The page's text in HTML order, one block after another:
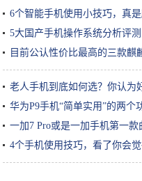
6个智能手机使用小技巧，真
5大国产手机操作系统分析评测
目前公认性价比最高的三款麒
老人手机到底如何选？你认为
华为P9手机“简单实用”的两个
一加7 Pro或是一加手机第一款
4个手机使用技巧，看了你会